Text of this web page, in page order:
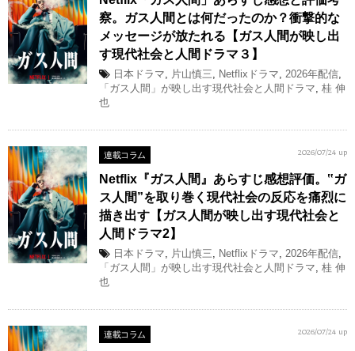
察。ガス人間とは何だったのか？衝撃的な
メッセージが放たれる【ガス人間が映し出
す現代社会と人間ドラマ３】
日本ドラマ, 片山慎三, Netflixドラマ, 2026年配信,
「ガス人間」が映し出す現代社会と人間ドラマ, 桂 伸
也
連載コラム 2026/07/24 up
Netflix『ガス人間』あらすじ感想評価。‟ガ
ス人間”を取り巻く現代社会の反応を痛烈に
描き出す【ガス人間が映し出す現代社会と
人間ドラマ2】
日本ドラマ, 片山慎三, Netflixドラマ, 2026年配信,
「ガス人間」が映し出す現代社会と人間ドラマ, 桂 伸
也
連載コラム 2026/07/24 up